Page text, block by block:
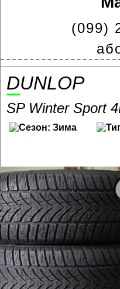
(099)
DUNLOP
SP Winter Sport